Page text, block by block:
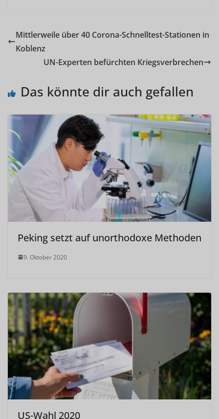
Mittlerweile über 40 Corona-Schnelltest-Stationen in
Koblenz
UN-Experten befürchten Kriegsverbrechen
Das könnte dir auch gefallen
Peking setzt auf unorthodoxe Methoden
9. Oktober 2020
US-Wahl 2020